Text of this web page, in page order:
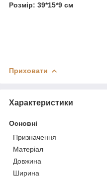
Розмір: 39*15*9 см
Приховати
Характеристики
Основні
Призначення
Матеріал
Довжина
Ширина